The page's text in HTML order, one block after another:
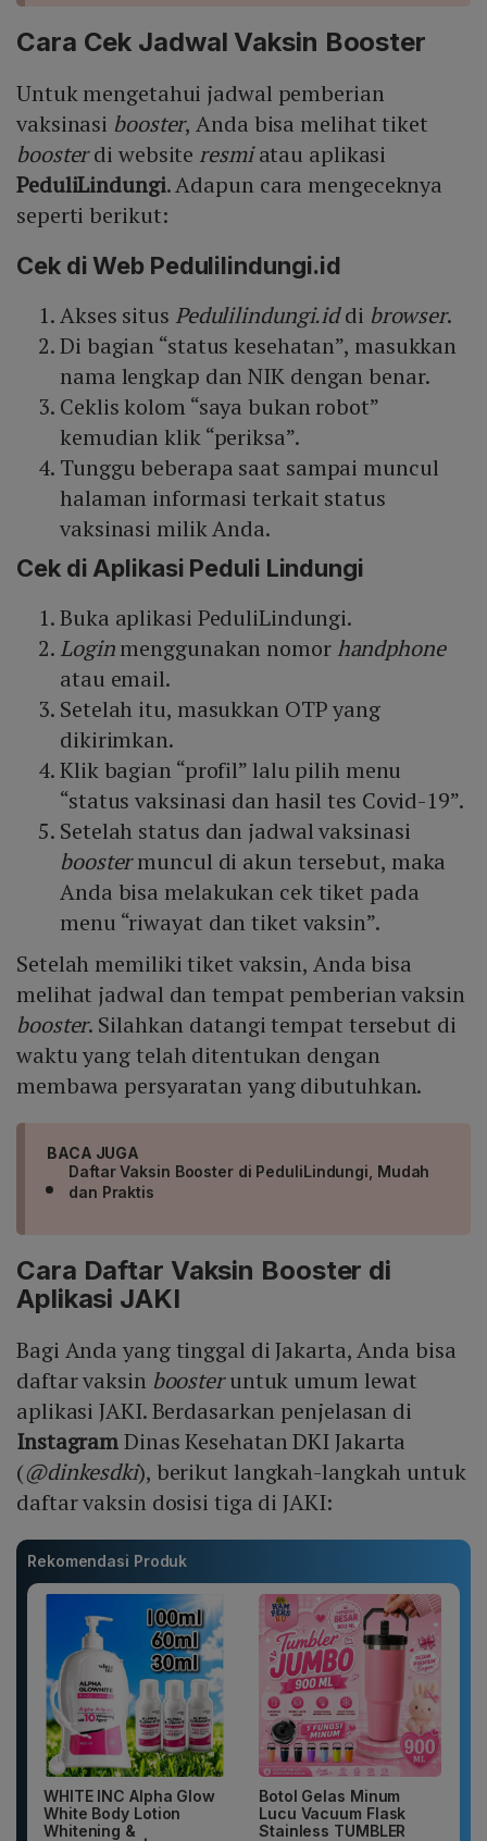
Cara Cek Jadwal Vaksin Booster
Untuk mengetahui jadwal pemberian
vaksinasi booster, Anda bisa melihat tiket
boosterdi website resmiatau aplikasi
PeduliLindungi. Adapun cara mengeceknya
seperti berikut:
Cek di Web Pedulilindungi.id
Akses situs Pedulilindungi.iddi browser.
Di bagian “status kesehatan”, masukkan
nama lengkap dan NIK dengan benar.
Ceklis kolom “saya bukan robot”
kemudian klik “periksa”.
Tunggu beberapa saat sampai muncul
halaman informasi terkait status
vaksinasi milik Anda.
Cek di Aplikasi Peduli Lindungi
Buka aplikasi PeduliLindungi.
Loginmenggunakan nomorhandphone
atau email.
Setelah itu, masukkan OTP yang
dikirimkan.
Klik bagian “profil” lalu pilih menu
“status vaksinasi dan hasil tes Covid-19”.
Setelah status dan jadwal vaksinasi
boostermuncul di akun tersebut, maka
Anda bisa melakukan cek tiket pada
menu “riwayat dan tiket vaksin”.
Setelah memiliki tiket vaksin, Anda bisa
melihat jadwal dan tempat pemberian vaksin
booster. Silahkan datangi tempat tersebut di
waktu yang telah ditentukan dengan
membawa persyaratan yang dibutuhkan.
BACA JUGA
Daftar Vaksin Booster di PeduliLindungi, Mudah
dan Praktis
Cara Daftar Vaksin Booster di
Aplikasi JAKI
Bagi Anda yang tinggal di Jakarta, Anda bisa
daftar vaksin boosteruntuk umum lewat
aplikasi JAKI. Berdasarkan penjelasan di
InstagramDinas Kesehatan DKI Jakarta
(@dinkesdki), berikut langkah-langkah untuk
daftar vaksin dosisi tiga di JAKI:
Rekomendasi Produk
WHITE INC Alpha Glow
White Body Lotion
Whitening &
Botol Gelas Minum
Lucu Vacuum Flask
Stainless TUMBLER